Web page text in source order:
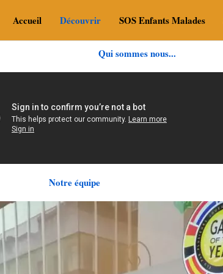
Accueil Découvrir SOS Enfants Malades
Qui sommes nous...
Notre équipe